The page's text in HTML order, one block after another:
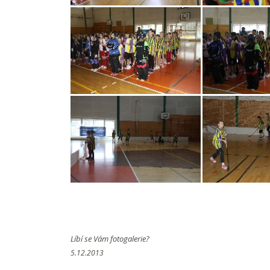
Líbí se Vám fotogalerie?
5.12.2013